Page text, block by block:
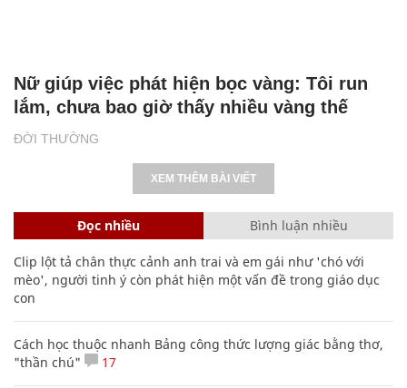
ĐỜI THƯỜNG
Nữ giúp việc phát hiện bọc vàng: Tôi run
lắm, chưa bao giờ thấy nhiều vàng thế
XEM THÊM BÀI VIẾT
Đọc nhiều Bình luận nhiều
Clip lột tả chân thực cảnh anh trai và em gái như 'chó với
mèo', người tinh ý còn phát hiện một vấn đề trong giáo dục
con
Cách học thuộc nhanh Bảng công thức lượng giác bằng thơ,
"thần chú"
17